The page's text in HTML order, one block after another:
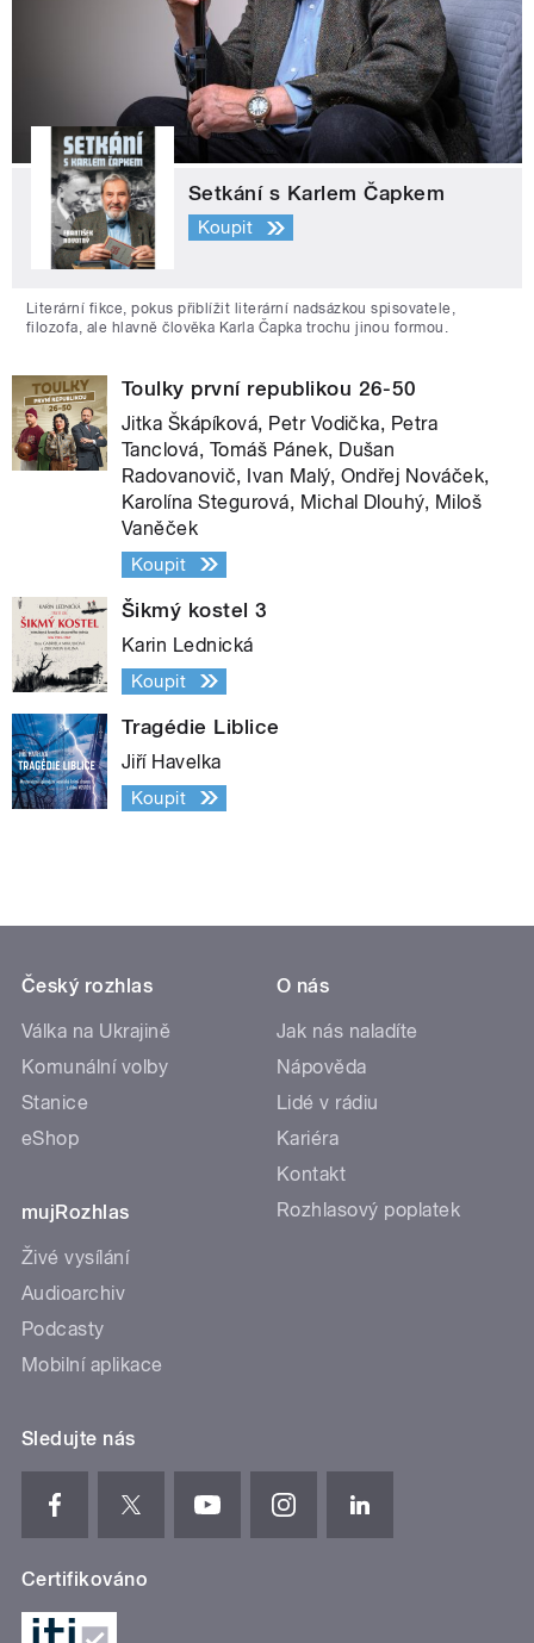
Setkání s Karlem Čapkem
Koupit
Literární fikce, pokus přiblížit literární nadsázkou spisovatele,
filozofa, ale hlavně člověka Karla Čapka trochu jinou formou.
Toulky první republikou 26-50
Jitka Škápíková, Petr Vodička, Petra
Tanclová, Tomáš Pánek, Dušan
Radovanovič, Ivan Malý, Ondřej Nováček,
Karolína Stegurová, Michal Dlouhý, Miloš
Vaněček
Koupit
Šikmý kostel 3
Karin Lednická
Koupit
Tragédie Liblice
Jiří Havelka
Koupit
Český rozhlas
Válka na Ukrajině
Komunální volby
Stanice
eShop
mujRozhlas
Živé vysílání
Audioarchiv
Podcasty
Mobilní aplikace
O nás
Jak nás naladíte
Nápověda
Lidé v rádiu
Kariéra
Kontakt
Rozhlasový poplatek
Sledujte nás
Certifikováno